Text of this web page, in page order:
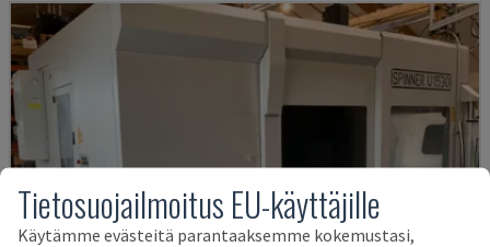
Tietosuojailmoitus EU-käyttäjille
Käytämme evästeitä parantaaksemme kokemustasi,